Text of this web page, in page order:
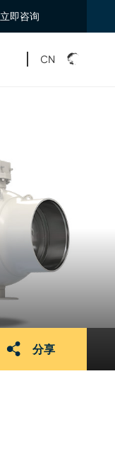
立即咨询
CN
分享